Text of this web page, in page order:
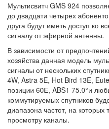
Мультисвитч GMS 924
до двадцати четырех
друга будут иметь доступ ко
сигналу от эфирной антенны.
В зависимости от
хозяйства данная модель
сигналы от нескольких
4W, Astra 5E, Hot Bird 13E,
позиции 60Е, ABS1 75.0°и
коммутируемых спутников
диапазона частот, на
просмотру каналы.